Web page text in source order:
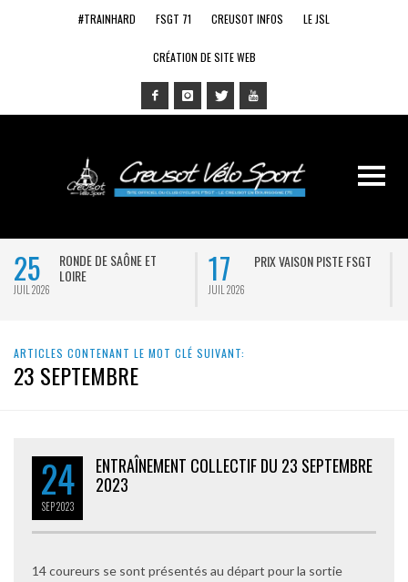
#TRAINHARD FSGT 71 CREUSOT INFOS LE JSL
CRÉATION DE SITE WEB
25
JUIL 2026
RONDE DE SAÔNE ET
LOIRE
17
JUIL 2026
PRIX VAISON PISTE FSGT
ARTICLES CONTENANT LE MOT CLÉ SUIVANT:
23 SEPTEMBRE
24
SEP2023
ENTRAÎNEMENT COLLECTIF DU 23 SEPTEMBRE
2023
14 coureurs se sont présentés au départ pour la sortie